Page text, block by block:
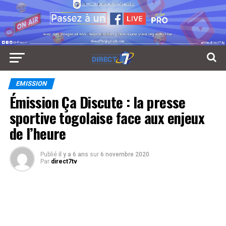
EMISSION
Émission Ça Discute : la presse
sportive togolaise face aux enjeux
de l’heure
Publié il y a 6 ans sur 6 novembre 2020
Par direct7tv